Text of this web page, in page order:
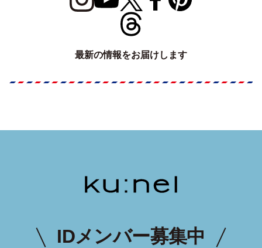
最新の情報をお届けします
IDメンバー募集中